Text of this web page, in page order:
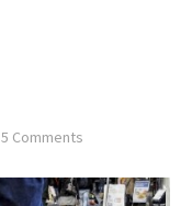
5 Comments